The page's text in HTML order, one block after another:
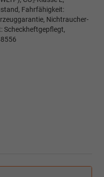
Fahrfähigkeit:
Nichtraucher-
Scheckheftgepflegt,